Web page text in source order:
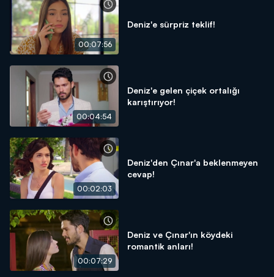
00:07:56
Deniz'e sürpriz teklif!
00:04:54
Deniz'e gelen çiçek ortalığı
karıştırıyor!
00:02:03
Deniz'den Çınar'a beklenmeyen
cevap!
00:07:29
Deniz ve Çınar'ın köydeki
romantik anları!